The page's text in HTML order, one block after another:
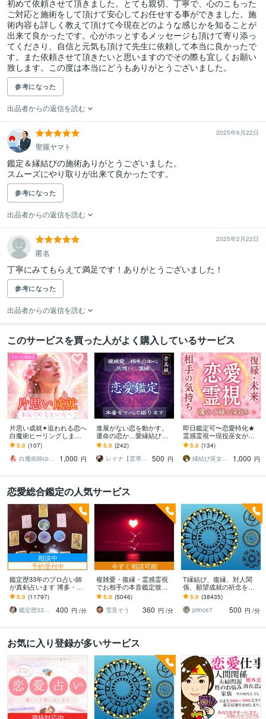
初めて依頼させて頂きました。とても親切、丁寧で、心のこもった
ご対応と施術をして頂けて安心してお任せする事ができました。施
術内容も詳しく教えて頂けて今現在どのような感じかを知ることが
出来て良かったです。心がホッとするメッセージも頂けて寄り添っ
てくださり、自信と元気も頂けて先生に依頼して本当に良かったで
す。また依頼させて頂きたいと思いますのでその際も宜しくお願い
致します。この度は本当にどうもありがとうございました。
参考になった
出品者からの返信を読む
2025年6月22日
聖羅ヤマト
鑑定＆縁結びの施術ありがとうございました。
参考になった
出品者からの返信を読む
2025年2月22日
匿名
丁寧にみてもらえて満足です！ありがとうございました！
参考になった
出品者からの返信を読む
このサービスを買った人がよく購入しているサービス
片思い成就✦追われる恋へ
白魔術ヒーリングします
恋愛成就・縁結び・恋愛
占い｜愛される光の波動
を届けます
5.0 (107)
白魔術師ゆら｜最高位光術統合師
1,000 円
進展がない恋を動かす。
運命の恋か…愛縁結びし
ます 叶わぬ恋に終止符
を...霊視で導く本当の愛と
未来
5.0 (242)
レイナ【霊導師】
500 円
即日鑑定可〜恋愛特化★
霊感霊視ー現役巫女が占
います 【神縁霊視】片思
い、復縁、複雑愛、縁結
びなど全般
5.0 (134)
縁結び巫女＊ゆい⛩️霊視鑑定
1,000 円
恋愛総合鑑定の人気サービス
相談中
予約受付中
鑑定歴33年のプロ占い師
が真剣占います 博多・廓
屋の純血統占い祈願師
雷鳥
5.0 (11797)
鑑定歴33年のプロ占い師 雷鳥
400 円 /分
今すぐ相談可能
複雑愛・復縁・霊感霊視
でお相手の本音鑑定致し
ます 降りて来た言葉をそ
のままお伝えします。
5.0 (5046)
雪見そう
360 円 /分
T縁結び、復縁、対人関
係、願望成就の祈念を承
ります 対象者の思いと状
況、対象者との対話、祈
念
5.0 (38435)
prince7
500 円 /分
お気に入り登録が多いサービス
満枠対応中